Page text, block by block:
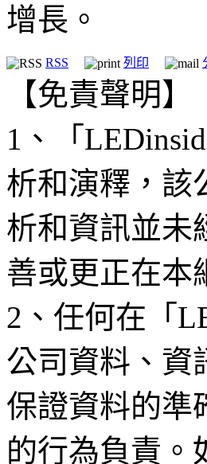
增長。
RSS 列印
【免責聲明】
1、「
析和演釋，該
析和資訊並未
善或更正在本
2、任何在「
公司資料、資
保證資料的準
的行為負責。